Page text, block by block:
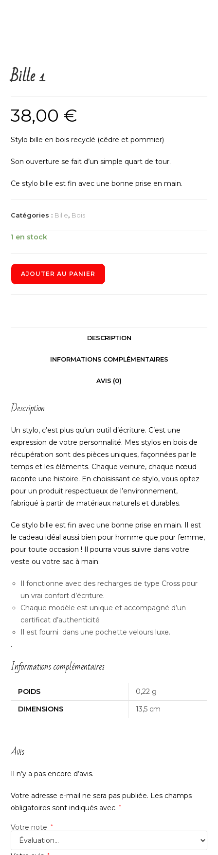
Bille 1
38,00 €
Stylo bille en bois recyclé (cêdre et pommier)
Son ouverture se fait d’un simple quart de tour.
Ce stylo bille est fin avec une bonne prise en main.
Catégories : Bille, Bois
1 en stock
AJOUTER AU PANIER
DESCRIPTION
INFORMATIONS COMPLÉMENTAIRES
AVIS (0)
Description
Un stylo, c’est plus qu’un outil d’écriture. C’est une
expression de votre personnalité. Mes stylos en bois de
récupération sont des pièces uniques, façonnées par le
temps et les éléments. Chaque veinure, chaque nœud
raconte une histoire. En choisissant ce stylo, vous optez
pour un produit respectueux de l’environnement,
fabriqué à partir de matériaux naturels et durables.
Ce stylo bille est fin avec une bonne prise en main. Il est
le cadeau idéal aussi bien pour homme que pour femme,
pour toute occasion ! Il pourra vous suivre dans votre
veste ou votre sac à main.
Il fonctionne avec des recharges de type Cross pour
un vrai confort d’écriture.
Chaque modèle est unique et accompagné d’un
certificat d’authenticité
Il est fourni dans une pochette velours luxe.
.
Informations complémentaires
POIDS
0,22 g
DIMENSIONS
13,5 cm
Avis
Il n’y a pas encore d’avis.
Votre adresse e-mail ne sera pas publiée. Les champs
obligatoires sont indiqués avec *
Votre note *